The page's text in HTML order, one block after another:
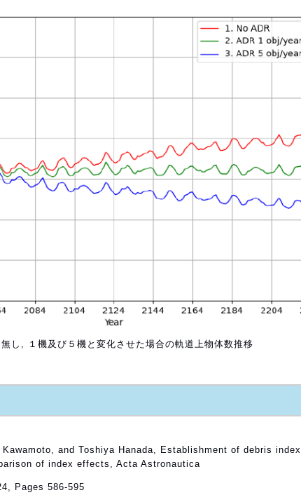
し, １機及び５機と変化させた場合の軌道上物体数推移
and Toshiya Hanada, Establishment of debris index
of index effects, Acta Astronautica
Pages 586-595